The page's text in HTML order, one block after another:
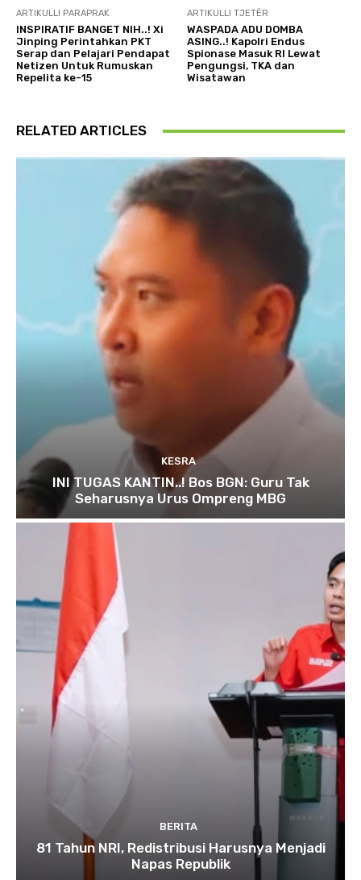
ARTIKULLI PARAPRAK
INSPIRATIF BANGET NIH..! Xi
Jinping Perintahkan PKT
Serap dan Pelajari Pendapat
Netizen Untuk Rumuskan
Repelita ke-15
ARTIKULLI TJETËR
WASPADA ADU DOMBA
ASING..! Kapolri Endus
Spionase Masuk RI Lewat
Pengungsi, TKA dan
Wisatawan
RELATED ARTICLES
KESRA
INI TUGAS KANTIN..! Bos BGN: Guru Tak
Seharusnya Urus Ompreng MBG
BERITA
81 Tahun NRI, Redistribusi Harusnya Menjadi
Napas Republik